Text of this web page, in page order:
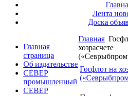
Лента
Доска
Главная
страница
Об издательстве
СЕВЕР
промышленный
СЕВЕР
Главная
хозрасчете
Госфлот на